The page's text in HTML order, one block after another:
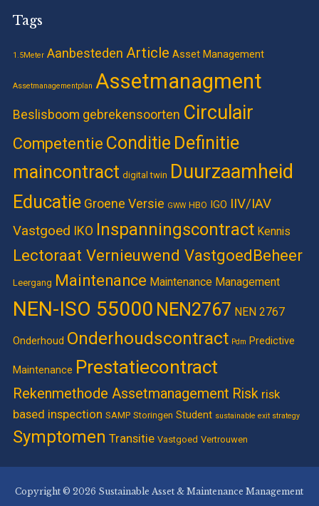
Tags
1.5Meter Aanbesteden Article Asset Management
Assetmanagementplan Assetmanagment
Beslisboom gebrekensoorten Circulair
Competentie Conditie Definitie
maincontract digital twin Duurzaamheid
Educatie Groene Versie GWW HBO IGO IIV/IAV
Vastgoed IKO Inspanningscontract Kennis
Lectoraat Vernieuwend VastgoedBeheer
Leergang Maintenance Maintenance Management
NEN-ISO 55000 NEN2767 NEN 2767
Onderhoud Onderhoudscontract Pdm Predictive
Maintenance Prestatiecontract
Rekenmethode Assetmanagement Risk risk
based inspection SAMP Storingen Student sustainable exit strategy
Symptomen Transitie Vastgoed Vertrouwen
Copyright © 2026 Sustainable Asset & Maintenance Management